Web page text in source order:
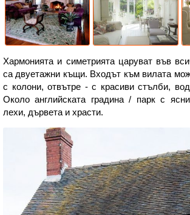
Хармонията и симетрията царуват във
са двуетажни къщи. Входът към вилата
с колони, отвътре - с красиви стълби,
Около английската градина / парк с
лехи, дървета и храсти.